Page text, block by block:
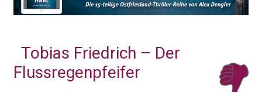
Tobias Friedrich – Der
Flussregenpfeifer